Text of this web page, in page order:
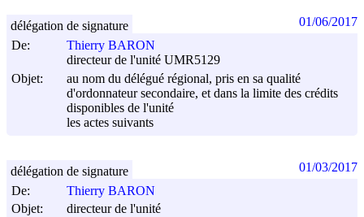
De:
Thierry BARON
directeur de l'unité UMR5129
Objet:
au nom du délégué régional, pris en sa qualité
d'ordonnateur secondaire, et dans la limite des crédits
disponibles de l'unité
les actes suivants
délégation de signature 01/06/2017
De:
Thierry BARON
Objet:
directeur de l'unité
délégation de signature 01/03/2017